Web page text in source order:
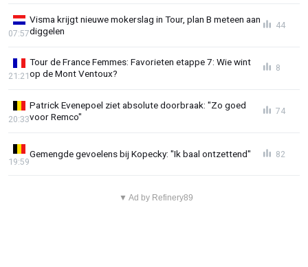
Visma krijgt nieuwe mokerslag in Tour, plan B meteen aan
diggelen
07:57
44
Tour de France Femmes: Favorieten etappe 7: Wie wint
op de Mont Ventoux?
21:21
8
Patrick Evenepoel ziet absolute doorbraak: "Zo goed
voor Remco"
20:33
74
Gemengde gevoelens bij Kopecky: "Ik baal ontzettend"
19:59
82
▼ Ad by Refinery89